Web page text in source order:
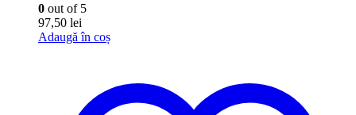
0 out of 5
97,50 lei
Adaugă în coș